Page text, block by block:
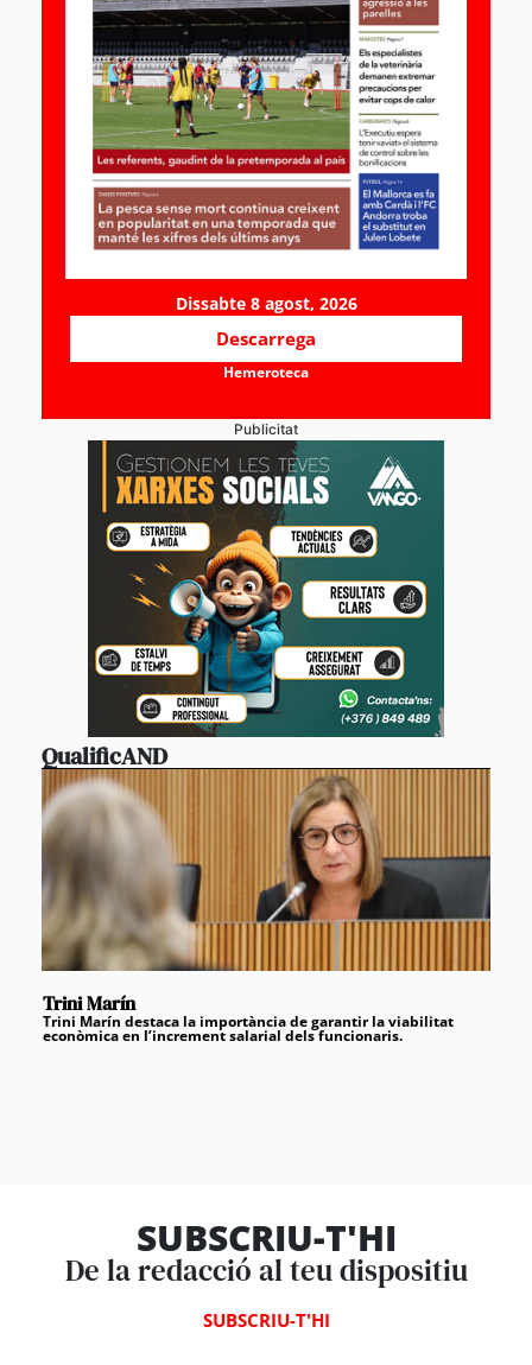
Dissabte 8 agost, 2026
Descarrega
Hemeroteca
Publicitat
QualificAND
Trini Marín
Trini Marín destaca la importància de garantir la viabilitat
econòmica en l’increment salarial dels funcionaris.
SUBSCRIU-T'HI
De la redacció al teu dispositiu
SUBSCRIU-T'HI